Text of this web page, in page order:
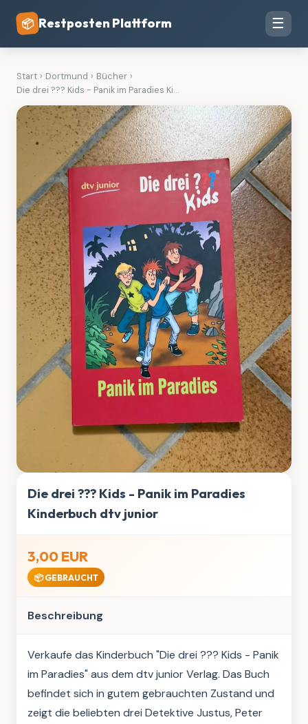
📦 Restposten Plattform ☰
Start › Dortmund › Bücher ›
Die drei ??? Kids - Panik im Paradies Ki...
Die drei ??? Kids - Panik im Paradies
Kinderbuch dtv junior
3,00 EUR
📦 GEBRAUCHT
Beschreibung
Verkaufe das Kinderbuch "Die drei ??? Kids - Panik
im Paradies" aus dem dtv junior Verlag. Das Buch
befindet sich in gutem gebrauchten Zustand und
zeigt die beliebten drei Detektive Justus, Peter